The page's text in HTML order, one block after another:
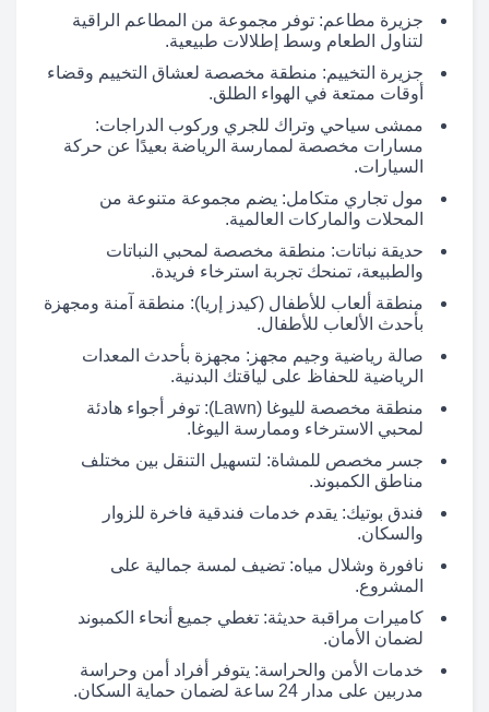
جزيرة مطاعم: توفر مجموعة من المطاعم الراقية
لتناول الطعام وسط إطلالات طبيعية.
جزيرة التخييم: منطقة مخصصة لعشاق التخييم وقضاء
أوقات ممتعة في الهواء الطلق.
ممشى سياحي وتراك للجري وركوب الدراجات:
مسارات مخصصة لممارسة الرياضة بعيدًا عن حركة
السيارات.
مول تجاري متكامل: يضم مجموعة متنوعة من
المحلات والماركات العالمية.
حديقة نباتات: منطقة مخصصة لمحبي النباتات
والطبيعة، تمنحك تجربة استرخاء فريدة.
منطقة ألعاب للأطفال (كيدز إريا): منطقة آمنة ومجهزة
بأحدث الألعاب للأطفال.
صالة رياضية وجيم مجهز: مجهزة بأحدث المعدات
الرياضية للحفاظ على لياقتك البدنية.
منطقة مخصصة لليوغا (Lawn): توفر أجواء هادئة
لمحبي الاسترخاء وممارسة اليوغا.
جسر مخصص للمشاة: لتسهيل التنقل بين مختلف
مناطق الكمبوند.
فندق بوتيك: يقدم خدمات فندقية فاخرة للزوار
والسكان.
نافورة وشلال مياه: تضيف لمسة جمالية على
المشروع.
كاميرات مراقبة حديثة: تغطي جميع أنحاء الكمبوند
لضمان الأمان.
خدمات الأمن والحراسة: يتوفر أفراد أمن وحراسة
مدربين على مدار 24 ساعة لضمان حماية السكان.